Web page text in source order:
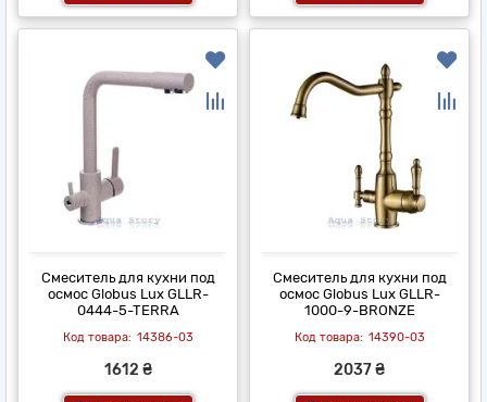
Смеситель для кухни под
осмос Globus Lux GLLR-
0444-5-TERRA
14386-03
1612 ₴
Смеситель для кухни под
осмос Globus Lux GLLR-
1000-9-BRONZE
14390-03
2037 ₴